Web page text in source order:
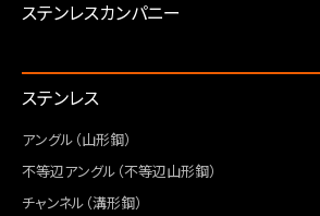
ステンレスカンパニー
ステンレス
アングル（山形鋼）
不等辺アングル（不等辺山形鋼）
チャンネル（溝形鋼）